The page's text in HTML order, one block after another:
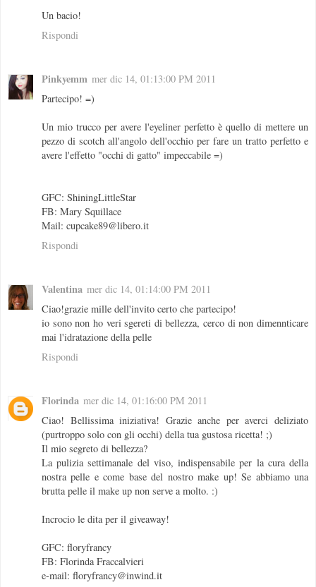
Un bacio!
Rispondi
Pinkyemm mer dic 14, 01:13:00 PM 2011
Partecipo! =)
Un mio trucco per avere l'eyeliner perfetto è quello di mettere un
pezzo di scotch all'angolo dell'occhio per fare un tratto perfetto e
avere l'effetto "occhi di gatto" impeccabile =)
GFC: ShiningLittleStar
FB: Mary Squillace
Mail: cupcake89@libero.it
Rispondi
Valentina mer dic 14, 01:14:00 PM 2011
Ciao!grazie mille dell'invito certo che partecipo!
io sono non ho veri sgereti di bellezza, cerco di non dimennticare
mai l'idratazione della pelle
Rispondi
Florinda mer dic 14, 01:16:00 PM 2011
Ciao! Bellissima iniziativa! Grazie anche per averci deliziato
(purtroppo solo con gli occhi) della tua gustosa ricetta! ;)
Il mio segreto di bellezza?
La pulizia settimanale del viso, indispensabile per la cura della
nostra pelle e come base del nostro make up! Se abbiamo una
brutta pelle il make up non serve a molto. :)
Incrocio le dita per il giveaway!
GFC: floryfrancy
FB: Florinda Fraccalvieri
e-mail: floryfrancy@inwind.it